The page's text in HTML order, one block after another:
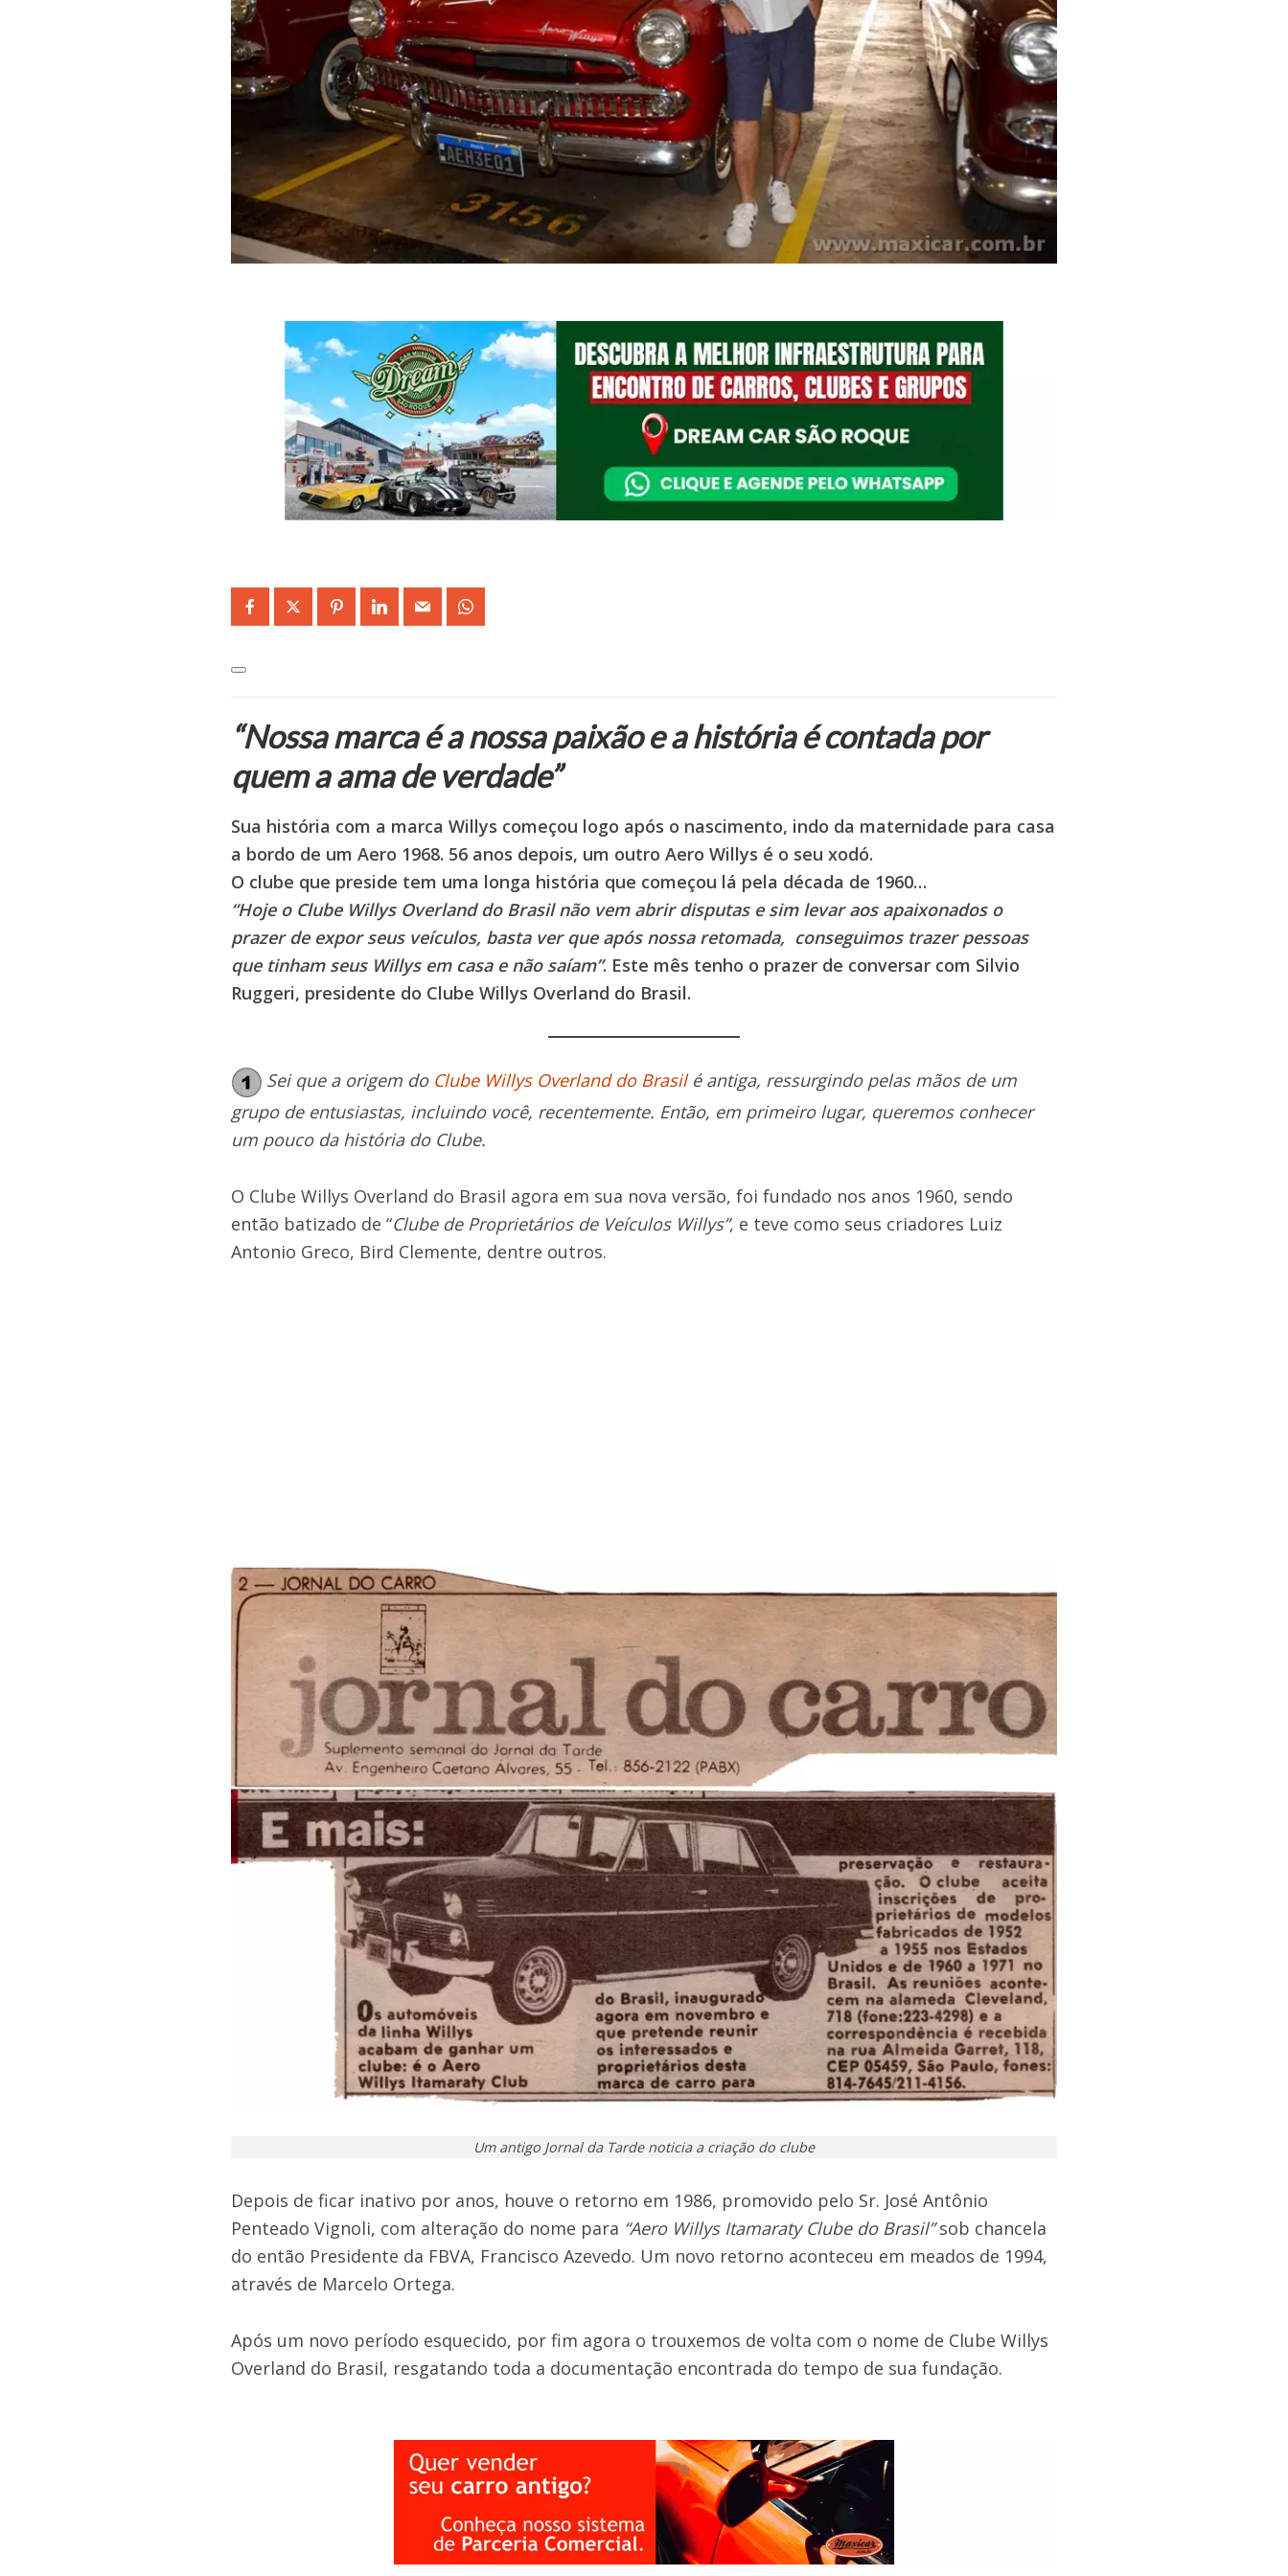
“Nossa marca é a nossa paixão e a história é contada por
quem a ama de verdade”
Sua história com a marca Willys começou logo após o nascimento, indo da maternidade para casa
a bordo de um Aero 1968. 56 anos depois, um outro Aero Willys é o seu xodó.
O clube que preside tem uma longa história que começou lá pela década de 1960…
“Hoje o Clube Willys Overland do Brasil não vem abrir disputas e sim levar aos apaixonados o
prazer de expor seus veículos, basta ver que após nossa retomada, conseguimos trazer pessoas
que tinham seus Willys em casa e não saíam”. Este mês tenho o prazer de conversar com Silvio
Ruggeri, presidente do Clube Willys Overland do Brasil.
Sei que a origem do Clube Willys Overland do Brasil é antiga, ressurgindo pelas mãos de um
grupo de entusiastas, incluindo você, recentemente. Então, em primeiro lugar, queremos conhecer
um pouco da história do Clube.
O Clube Willys Overland do Brasil agora em sua nova versão, foi fundado nos anos 1960, sendo
então batizado de “Clube de Proprietários de Veículos Willys”, e teve como seus criadores Luiz
Antonio Greco, Bird Clemente, dentre outros.
Um antigo Jornal da Tarde noticia a criação do clube
Depois de ficar inativo por anos, houve o retorno em 1986, promovido pelo Sr. José Antônio
Penteado Vignoli, com alteração do nome para “Aero Willys Itamaraty Clube do Brasil”sob chancela
do então Presidente da FBVA, Francisco Azevedo. Um novo retorno aconteceu em meados de 1994,
através de Marcelo Ortega.
Após um novo período esquecido, por fim agora o trouxemos de volta com o nome de Clube Willys
Overland do Brasil, resgatando toda a documentação encontrada do tempo de sua fundação.